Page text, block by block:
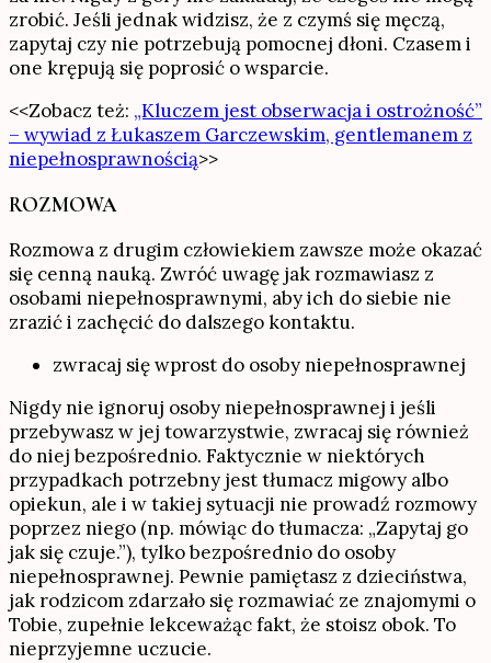
zrobić. Jeśli jednak widzisz, że z czymś się męczą,
zapytaj czy nie potrzebują pomocnej dłoni. Czasem i
one krępują się poprosić o wsparcie.
<<Zobacz też: „Kluczem jest obserwacja i ostrożność”
– wywiad z Łukaszem Garczewskim, gentlemanem z
niepełnosprawnością>>
ROZMOWA
Rozmowa z drugim człowiekiem zawsze może okazać
się cenną nauką. Zwróć uwagę jak rozmawiasz z
osobami niepełnosprawnymi, aby ich do siebie nie
zrazić i zachęcić do dalszego kontaktu.
zwracaj się wprost do osoby niepełnosprawnej
Nigdy nie ignoruj osoby niepełnosprawnej i jeśli
przebywasz w jej towarzystwie, zwracaj się również
do niej bezpośrednio. Faktycznie w niektórych
przypadkach potrzebny jest tłumacz migowy albo
opiekun, ale i w takiej sytuacji nie prowadź rozmowy
poprzez niego (np. mówiąc do tłumacza: „Zapytaj go
jak się czuje.”), tylko bezpośrednio do osoby
niepełnosprawnej. Pewnie pamiętasz z dzieciństwa,
jak rodzicom zdarzało się rozmawiać ze znajomymi o
Tobie, zupełnie lekceważąc fakt, że stoisz obok. To
nieprzyjemne uczucie.